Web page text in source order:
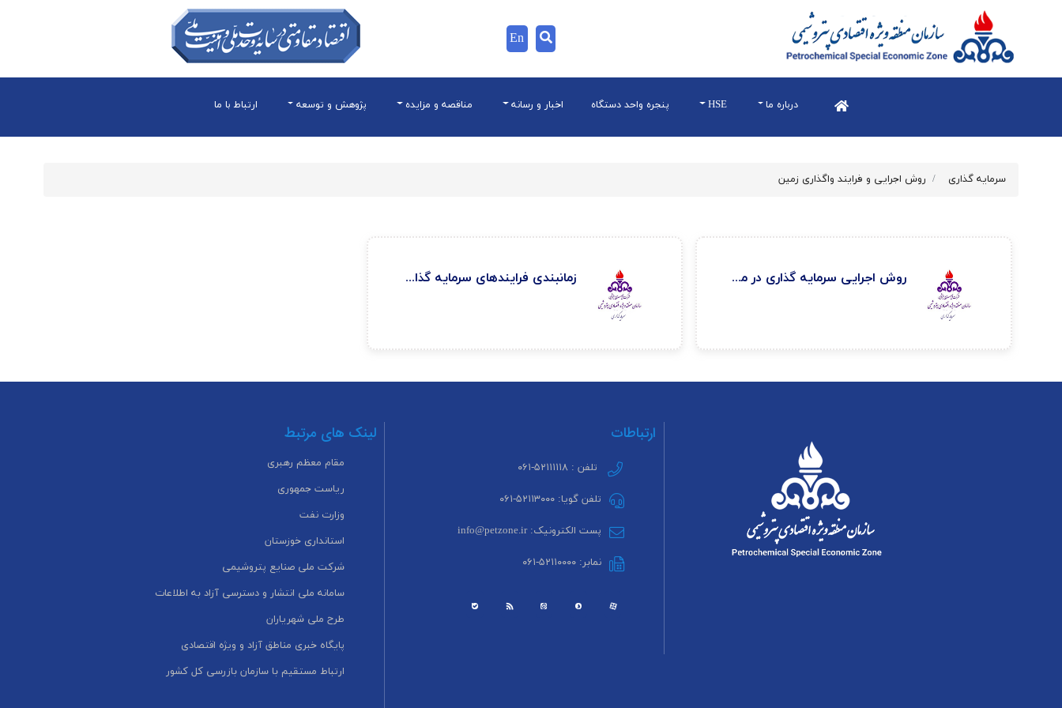
En
درباره ما HSE پنجره واحد دستگاه اخبار و رسانه مناقصه و مزایده پژوهش و توسعه ارتباط با ما
سرمایه گذاری روش اجرایی و فرايند واگذاری زمين
روش اجرایی سرمایه گذاری در منطقه ویژه اقتصادی پتروشیمی زمانبندی فرايندهای سرمايه گذاری در منطقه ویژه
ارتباطات
تلفن : ۵۲۱۱۱۱۱۸-۰۶۱
تلفن گویا: ۵۲۱۱۳۰۰۰-۰۶۱
پست الکترونیک: info@petzone.ir
نمابر: ۵۲۱۱۰۰۰۰-۰۶۱
لینک های مرتبط
مقام معظم رهبری
ریاست جمهوری
وزارت نفت
استانداری خوزستان
شرکت ملی صنایع پتروشیمی
سامانه ملی انتشار و دسترسی آزاد به اطلاعات
طرح ملی شهریاران
پایگاه خبری مناطق آزاد و ویژه اقتصادی
ارتباط مستقیم با سازمان بازرسی کل کشور